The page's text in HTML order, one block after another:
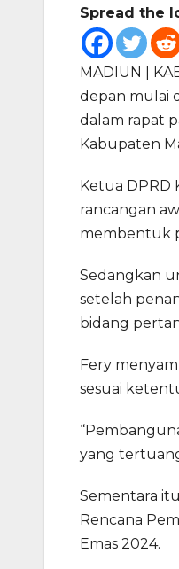
Spread the
MADIUN |
depan mulai
dalam rapat
Kabupaten
Ketua DPRD
rancangan
membentuk
Sedangkan
setelah
bidang
Fery
sesuai
yang
Sementara
Rencana
Emas 2024.